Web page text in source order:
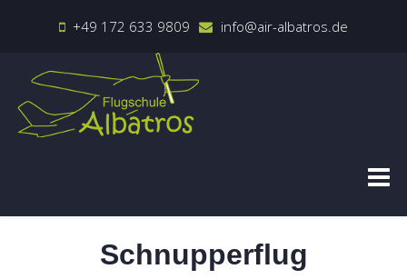
+49 172 633 9809 info@air-albatros.de
Schnupperflug